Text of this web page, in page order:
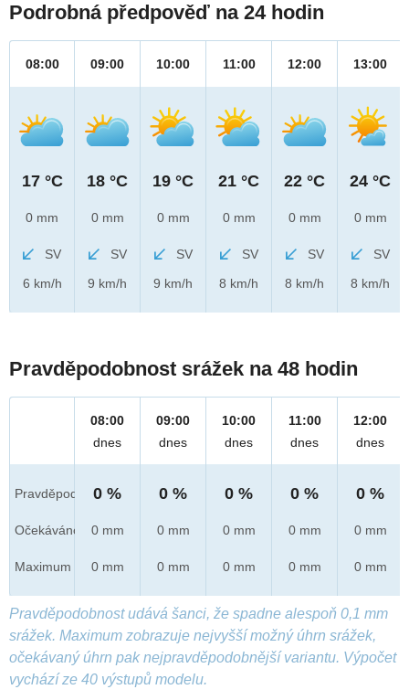
Podrobná předpověď na 24 hodin
08:00
17 °C
0 mm
SV
6 km/h
09:00
18 °C
0 mm
SV
9 km/h
10:00
19 °C
0 mm
SV
9 km/h
11:00
21 °C
0 mm
SV
8 km/h
12:00
22 °C
0 mm
SV
8 km/h
13:00
24 °C
0 mm
SV
8 km/h
Pravděpodobnost srážek na 48 hodin
Pravděpod.
Očekáváno
Maximum
08:00
dnes
0 %
0 mm
0 mm
09:00
dnes
0 %
0 mm
0 mm
10:00
dnes
0 %
0 mm
0 mm
11:00
dnes
0 %
0 mm
0 mm
12:00
dnes
0 %
0 mm
0 mm
Pravděpodobnost udává šanci, že spadne alespoň 0,1 mm
srážek. Maximum zobrazuje nejvyšší možný úhrn srážek,
očekávaný úhrn pak nejpravděpodobnější variantu. Výpočet
vychází ze 40 výstupů modelu.